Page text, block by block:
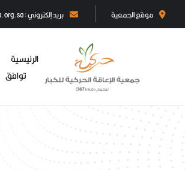
موقع الجمعية بريد إلكتروني : harakia@harakia.org.sa
الرئيسية
توافق